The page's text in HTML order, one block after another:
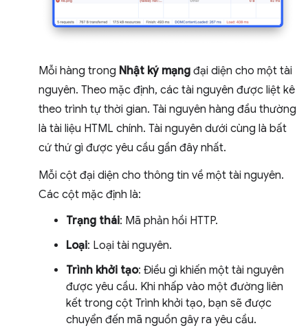
Mỗi hàng trong Nhật ký mạng đại diện cho một tài
nguyên. Theo mặc định, các tài nguyên được liệt kê
theo trình tự thời gian. Tài nguyên hàng đầu thường
là tài liệu HTML chính. Tài nguyên dưới cùng là bất
cứ thứ gì được yêu cầu gần đây nhất.
Mỗi cột đại diện cho thông tin về một tài nguyên.
Các cột mặc định là:
Trạng thái: Mã phản hồi HTTP.
Loại: Loại tài nguyên.
Trình khởi tạo: Điều gì khiến một tài nguyên
được yêu cầu. Khi nhấp vào một đường liên
kết trong cột Trình khởi tạo, bạn sẽ được
chuyển đến mã nguồn gây ra yêu cầu.